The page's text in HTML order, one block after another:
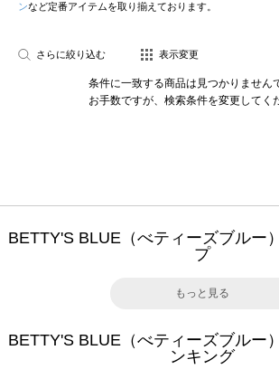
ンなど定番アイテムを取り揃えております。
さらに絞り込む 表示変更
条件に一致する商品は見つかりません
お手数ですが、検索条件を変更してく
BETTY'S BLUE（べティーズブルー
プ
もっと見る
BETTY'S BLUE（べティーズブルー
ンキング